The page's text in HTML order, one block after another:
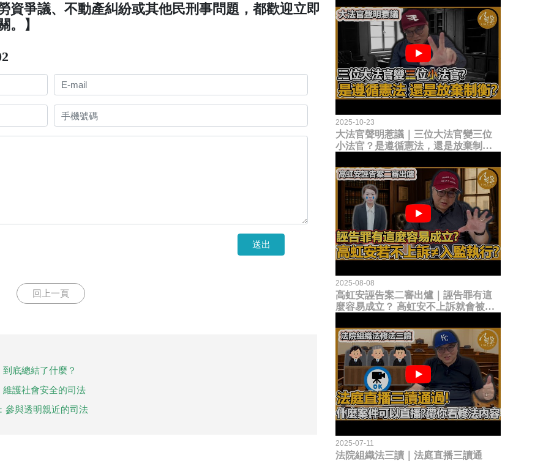
資爭議、不動產糾紛或其他民刑事問題，都歡迎立即
。】
送出
回上一頁
底總結了什麼？
維護社會安全的司法
參與透明親近的司法
2025-10-23
大法官聲明惹議｜三位大法官變三位
小法官？是遵循憲法，還是放棄制衡
2025-08-08
高虹安誣告案二審出爐｜誣告罪有這
麼容易成立？ 高虹安不上訴就會被
2025-07-11
法院組織法三讀｜法庭直播三讀通